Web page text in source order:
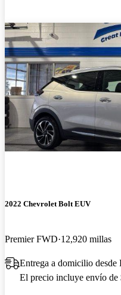
2022 Chevrolet Bolt EUV
Premier FWD 12,920 millas
Entrega a domicilio desde
El precio incluye envío de